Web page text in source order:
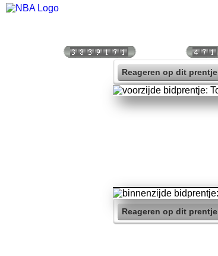
Reageren op dit prentje
Reageren op dit prentje